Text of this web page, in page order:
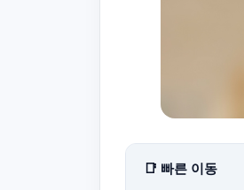
📑 빠른 이동